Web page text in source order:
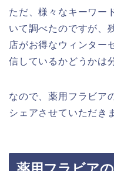
ただ、様々なキーワー
いて調べたのですが、
店がお得なウィンター
信しているかどうかは
なので、薬用フラビア
シェアさせていただき